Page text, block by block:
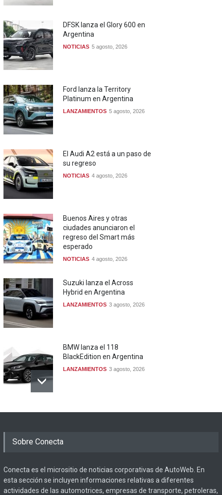
DFSK lanza el Glory 600 en
Argentina
NOTICIAS 5 agosto, 2026
Ford lanza la Territory
Platinum en Argentina
LANZAMIENTOS 5 agosto, 2026
El Audi A2 está a un paso de
su regreso
NOTICIAS 4 agosto, 2026
Buenos Aires y otras
ciudades anunciaron el
regreso del Smart más
esperado
NOTICIAS 4 agosto, 2026
Suzuki lanza el Across
Hybrid en Argentina
LANZAMIENTOS 3 agosto, 2026
BMW lanza el 118
BlackEdition en Argentina
LANZAMIENTOS 3 agosto, 2026
Sobre Conecta
Conecta es el micrositio de noticias corporativas de AutoWeb. En
esta sección se incluyen informaciones relativas a diferentes
actividades de las automotrices, empresas de transporte, petroleras,